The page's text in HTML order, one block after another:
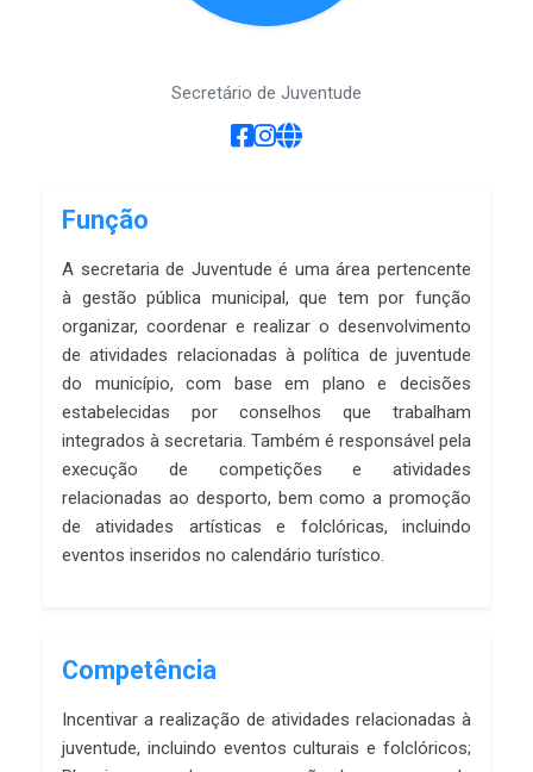
Secretário de Juventude
Função
A secretaria de Juventude é uma área pertencente
à gestão pública municipal, que tem por função
organizar, coordenar e realizar o desenvolvimento
de atividades relacionadas à política de juventude
do município, com base em plano e decisões
estabelecidas por conselhos que trabalham
integrados à secretaria. Também é responsável pela
execução de competições e atividades
relacionadas ao desporto, bem como a promoção
de atividades artísticas e folclóricas, incluindo
eventos inseridos no calendário turístico.
Competência
Incentivar a realização de atividades relacionadas à
juventude, incluindo eventos culturais e folclóricos;